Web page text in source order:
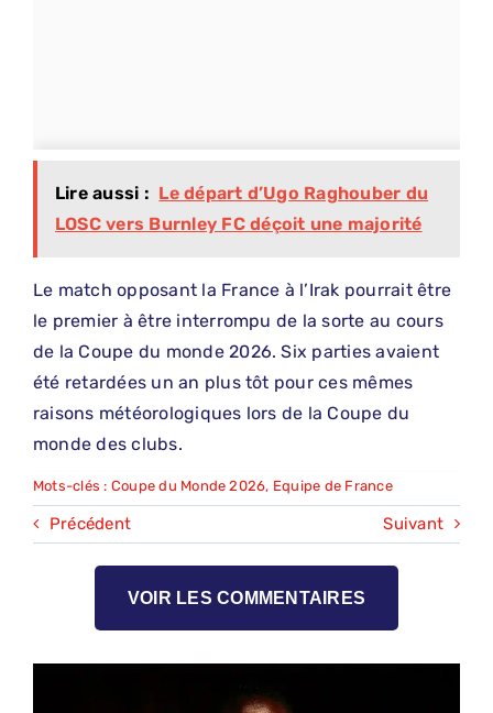
Lire aussi : Le départ d’Ugo Raghouber du
LOSC vers Burnley FC déçoit une majorité
Le match opposant la France à l’Irak pourrait être
le premier à être interrompu de la sorte au cours
de la Coupe du monde 2026. Six parties avaient
été retardées un an plus tôt pour ces mêmes
raisons météorologiques lors de la Coupe du
monde des clubs.
Mots-clés : Coupe du Monde 2026, Equipe de France
Précédent Suivant
VOIR LES COMMENTAIRES